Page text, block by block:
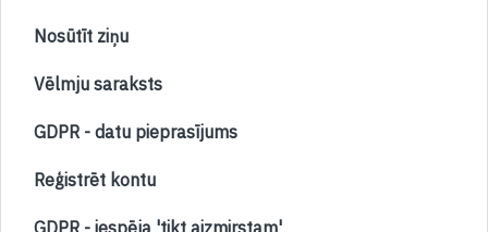
Nosūtīt ziņu
Vēlmju saraksts
GDPR - datu pieprasījums
Reģistrēt kontu
GDPR - iespēja 'tikt aizmirstam'